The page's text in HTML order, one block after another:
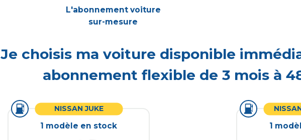
L'abonnement voiture
sur-mesure
Je choisis ma voiture disponible
abonnement flexible de 3 mois à
NISSAN JUKE
1 modèle en stock 1